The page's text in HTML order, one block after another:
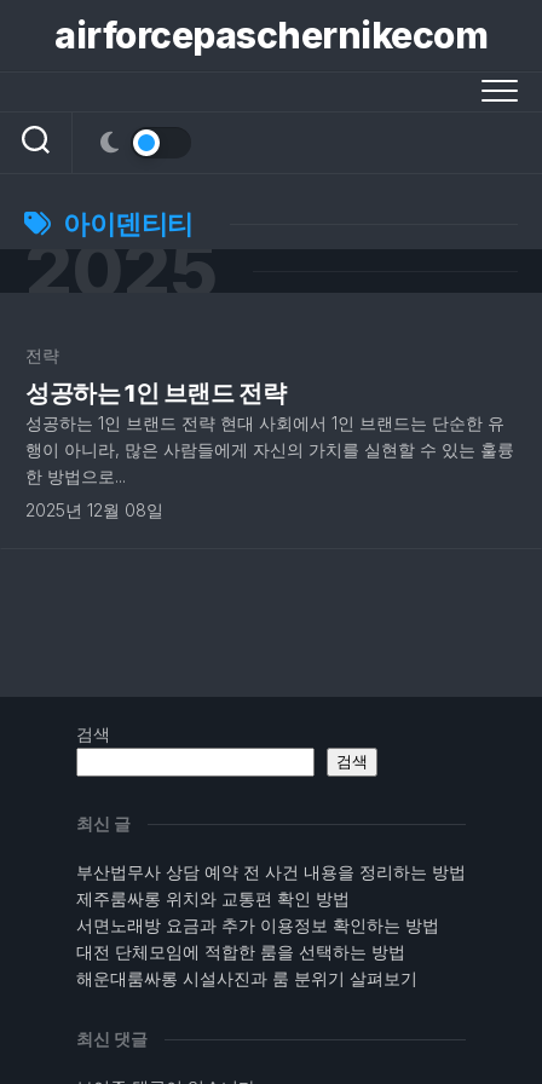
airforcepaschernikecom
아이덴티티
2025
전략
성공하는 1인 브랜드 전략
성공하는 1인 브랜드 전략 현대 사회에서 1인 브랜드는 단순한 유
행이 아니라, 많은 사람들에게 자신의 가치를 실현할 수 있는 훌륭
한 방법으로...
2025년 12월 08일
검색
검색
최신 글
부산법무사 상담 예약 전 사건 내용을 정리하는 방법
제주룸싸롱 위치와 교통편 확인 방법
서면노래방 요금과 추가 이용정보 확인하는 방법
대전 단체모임에 적합한 룸을 선택하는 방법
해운대룸싸롱 시설사진과 룸 분위기 살펴보기
최신 댓글